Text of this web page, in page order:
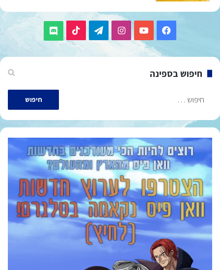
Facebook
YouTube
Instagram
Telegram
TikTok
Discord
חיפוש בספינה
חיפוש: